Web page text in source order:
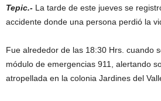
Tepic.- La tarde de este jueves se
accidente donde una persona perdió la
Fue alrededor de las 18:30 Hrs. cuando
módulo de emergencias 911, alertando
atropellada en la colonia Jardines del